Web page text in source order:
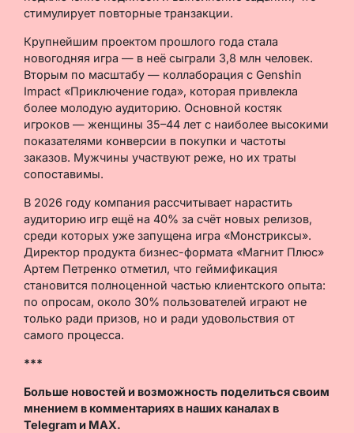
стимулирует повторные транзакции.
Крупнейшим проектом прошлого года стала
новогодняя игра — в неё сыграли 3,8 млн человек.
Вторым по масштабу — коллаборация с Genshin
Impact «Приключение года», которая привлекла
более молодую аудиторию. Основной костяк
игроков — женщины 35–44 лет с наиболее высокими
показателями конверсии в покупки и частоты
заказов. Мужчины участвуют реже, но их траты
сопоставимы.
В 2026 году компания рассчитывает нарастить
аудиторию игр ещё на 40% за счёт новых релизов,
среди которых уже запущена игра «Монстриксы».
Директор продукта бизнес-формата «Магнит Плюс»
Артем Петренко отметил, что геймификация
становится полноценной частью клиентского опыта:
по опросам, около 30% пользователей играют не
только ради призов, но и ради удовольствия от
самого процесса.
***
Больше новостей и возможность поделиться своим
мнением в комментариях в наших каналах в
Telegram и MAX.